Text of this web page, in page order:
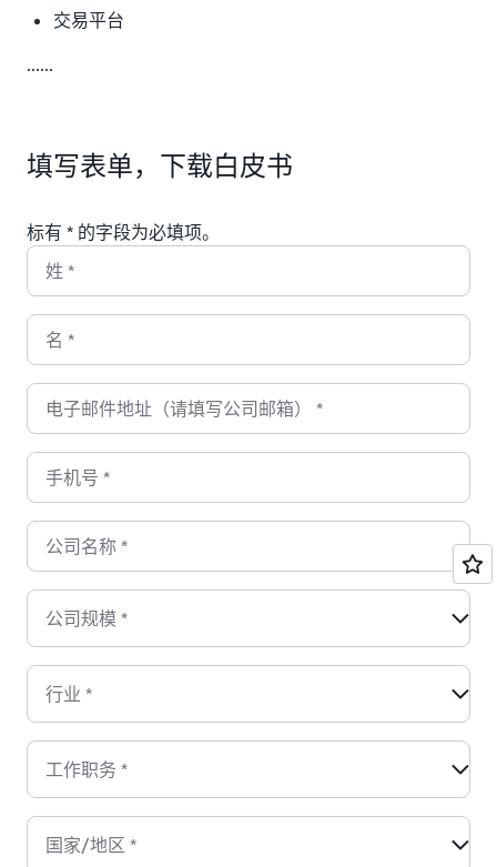
交易平台
......
填写表单，下载白皮书
标有 * 的字段为必填项。
姓 *
名 *
电子邮件地址（请填写公司邮箱） *
手机号 *
公司名称 *
公司规模 *
行业 *
工作职务 *
国家/地区 *